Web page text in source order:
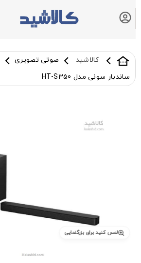
کالاشید صوتی تصویری
ساندبار سونی مدل HT-S350
لمس کنید برای بزرگنمایی